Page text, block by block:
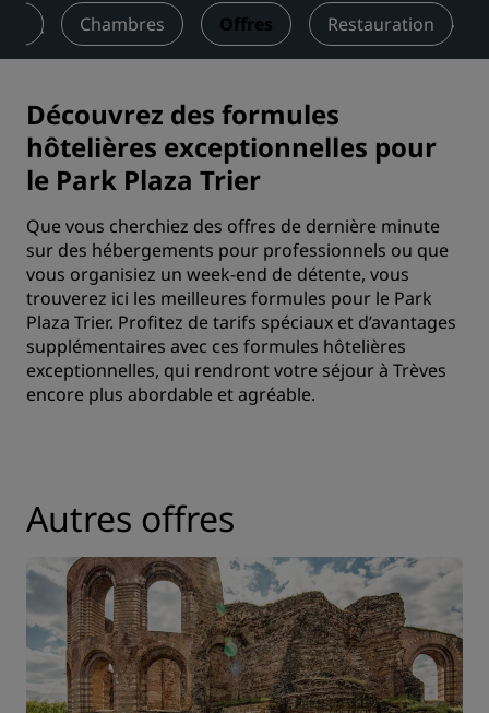
Chambres Offres Restauration
Découvrez des formules
hôtelières exceptionnelles pour
le Park Plaza Trier
Que vous cherchiez des offres de dernière minute
sur des hébergements pour professionnels ou que
vous organisiez un week-end de détente, vous
trouverez ici les meilleures formules pour le Park
Plaza Trier. Profitez de tarifs spéciaux et d’avantages
supplémentaires avec ces formules hôtelières
exceptionnelles, qui rendront votre séjour à Trèves
encore plus abordable et agréable.
Autres offres